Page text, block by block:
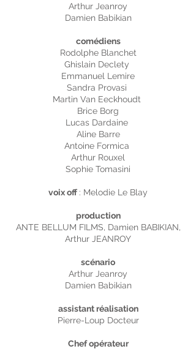
Arthur Jeanroy
Damien Babikian
comédiens
Rodolphe Blanchet
Ghislain Declety
Emmanuel Lemire
Sandra Provasi
Martin Van Eeckhoudt
Brice Borg
Lucas Dardaine
Aline Barre
Antoine Formica
Arthur Rouxel
Sophie Tomasini
voix off : Melodie Le Blay
production
ANTE BELLUM FILMS, Damien BABIKIAN,
Arthur JEANROY
scénario
Arthur Jeanroy
Damien Babikian
assistant réalisation
Pierre-Loup Docteur
Chef opérateur